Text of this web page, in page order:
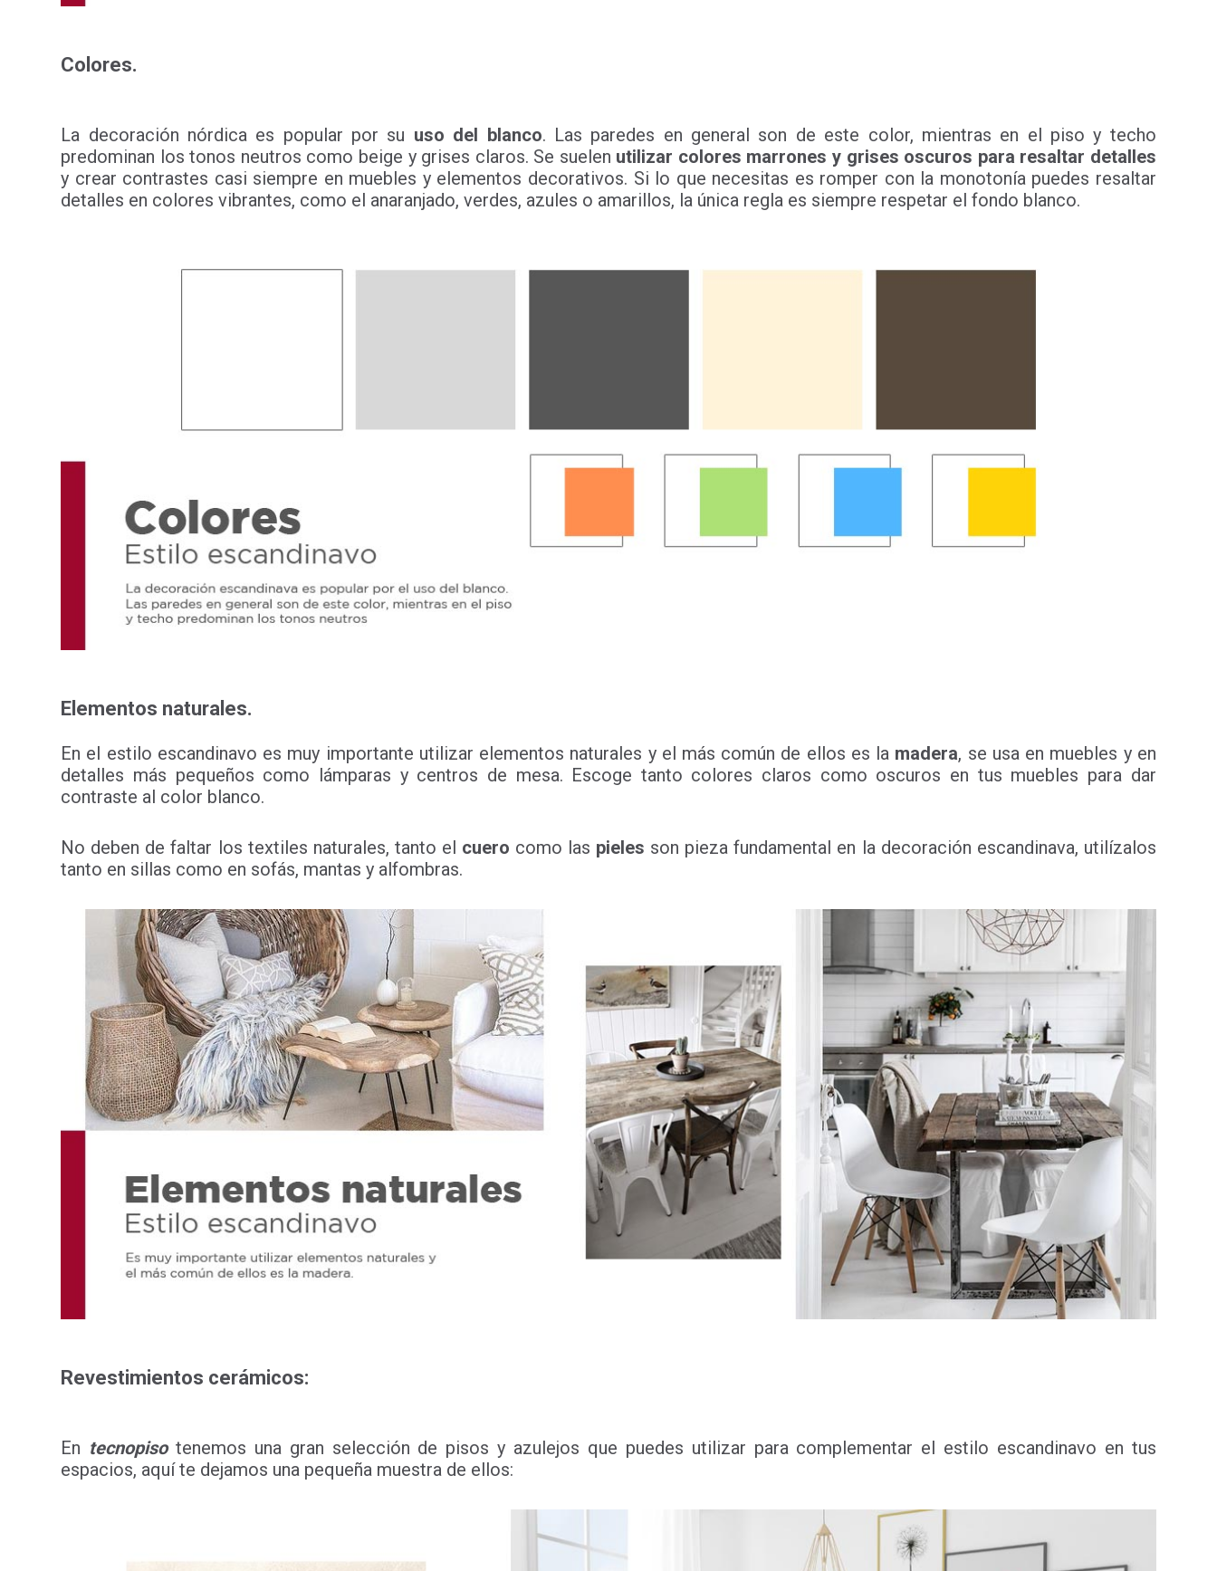
Colores.
La decoración nórdica es popular por su uso del blanco. Las paredes en general son de este color, mientras en el piso y techo
predominan los tonos neutros como beige y grises claros. Se suelen utilizar colores marrones y grises oscuros para resaltar detalles
y crear contrastes casi siempre en muebles y elementos decorativos. Si lo que necesitas es romper con la monotonía puedes resaltar
detalles en colores vibrantes, como el anaranjado, verdes, azules o amarillos, la única regla es siempre respetar el fondo blanco.
Elementos naturales.
En el estilo escandinavo es muy importante utilizar elementos naturales y el más común de ellos es la madera, se usa en muebles y en
detalles más pequeños como lámparas y centros de mesa. Escoge tanto colores claros como oscuros en tus muebles para dar
contraste al color blanco.
No deben de faltar los textiles naturales, tanto el cuero como las pieles son pieza fundamental en la decoración escandinava, utilízalos
tanto en sillas como en sofás, mantas y alfombras.
Revestimientos cerámicos:
En tecnopisotenemos una gran selección de pisos y azulejos que puedes utilizar para complementar el estilo escandinavo en tus
espacios, aquí te dejamos una pequeña muestra de ellos: